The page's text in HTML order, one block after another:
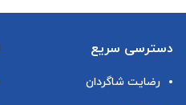
دسترسی سریع
رضایت شاگردان